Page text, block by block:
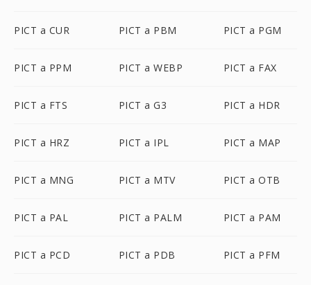
PICT a CUR PICT a PBM PICT a PGM
PICT a PPM PICT a WEBP PICT a FAX
PICT a FTS PICT a G3 PICT a HDR
PICT a HRZ PICT a IPL PICT a MAP
PICT a MNG PICT a MTV PICT a OTB
PICT a PAL PICT a PALM PICT a PAM
PICT a PCD PICT a PDB PICT a PFM